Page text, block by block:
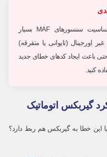
در خودروهای کیا و هیوندای، حساسیت سنسورهای MAF بسیار
اورجینال (تایوانی یا متفرقه)
باعث ایجاد کدهای خطای جدید
کنید.
این خطا به گیربکس هم ربط دارد؟